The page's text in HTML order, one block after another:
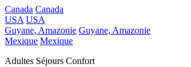
Canada Canada
USA USA
Guyane, Amazonie Guyane, Amazonie
Mexique Mexique
Adultes Séjours Confort